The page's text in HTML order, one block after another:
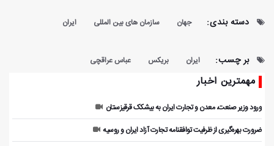
دسته بندی: جهان سازمان های بین المللی ایران
بر چسب: ایران بریکس عباس عراقچی
مهمترین اخبار
ورود وزیر صنعت، معدن و تجارت ایران به بیشکک قرقیزستان
ضرورت بهره‌گیری از ظرفیت توافقنامه تجارت آزاد ایران و روسیه